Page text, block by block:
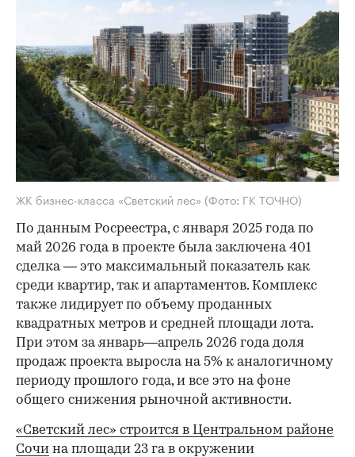
ЖК бизнес-класса «Светский лес» (Фото: ГК ТОЧНО)
По данным Росреестра, с января 2025 года по
май 2026 года в проекте была заключена 401
сделка — это максимальный показатель как
среди квартир, так и апартаментов. Комплекс
также лидирует по объему проданных
квадратных метров и средней площади лота.
При этом за январь—апрель 2026 года доля
продаж проекта выросла на 5% к аналогичному
периоду прошлого года, и все это на фоне
общего снижения рыночной активности.
«Светский лес» строится в Центральном районе
Сочи на площади 23 га в окружении